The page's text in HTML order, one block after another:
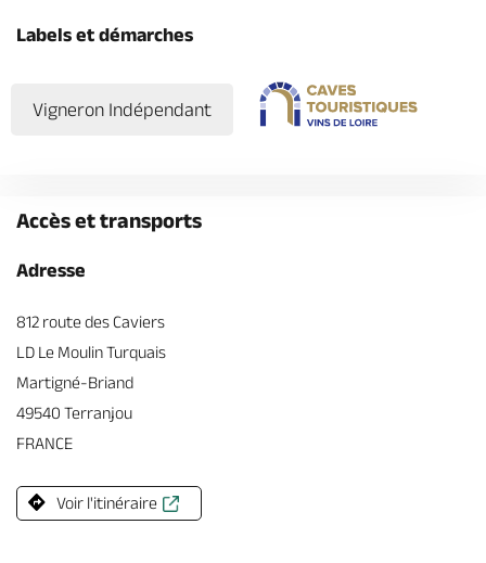
Labels et démarches
Vigneron Indépendant
Accès et transports
Adresse
812 route des Caviers
LD Le Moulin Turquais
Martigné-Briand
49540 Terranjou
FRANCE
Voir l'itinéraire